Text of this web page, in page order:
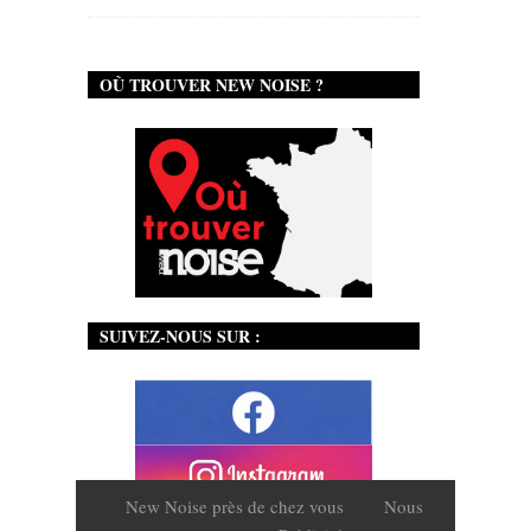
OÙ TROUVER NEW NOISE ?
SUIVEZ-NOUS SUR :
New Noise près de chez vous
Nous